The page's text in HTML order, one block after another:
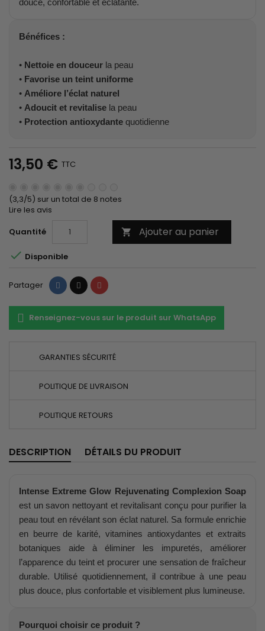
douce, confortable et éclatante.
Bénéfices :
• Nettoie en douceur la peau
• Favorise un teint uniforme
• Améliore l’éclat naturel
• Adoucit et revitalise la peau
• Protection antioxydante quotidienne
13,50 € TTC
(3,3/5) sur un total de 8 notes
Lire les avis
Quantité
 Ajouter au panier
 Disponible
Partager PartagerTweet Pinterest
Renseignez-vous sur le produit sur WhatsApp
GARANTIES SÉCURITÉ
POLITIQUE DE LIVRAISON
POLITIQUE RETOURS
DESCRIPTION DÉTAILS DU PRODUIT
Intense Extreme Glow Rejuvenating Complexion Soap
est un savon nettoyant et revitalisant conçu pour purifier la
peau tout en révélant son éclat naturel. Sa formule enrichie
en beurre de karité, vitamines antioxydantes et extraits
botaniques aide à éliminer les impuretés, améliorer
l’apparence du teint et procurer une sensation de fraîcheur
durable. Utilisé quotidiennement, il contribue à une peau
plus douce, plus confortable et visiblement plus lumineuse.
Pourquoi choisir ce produit ?